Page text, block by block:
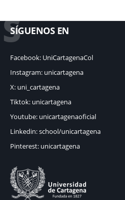
S
SÍGUENOS EN
Facebook: UniCartagenaCol
Instagram: unicartagena
X: uni_cartagena
Tiktok: unicartagena
Youtube: unicartagenaoficial
Linkedin: school/unicartagena
Pinterest: unicartagena